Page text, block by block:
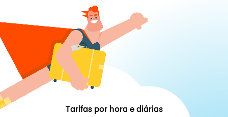
Tarifas por hora e diárias